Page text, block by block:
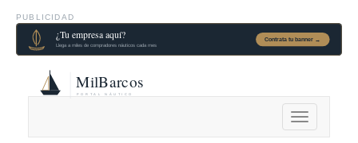
PUBLICIDAD
Alternar
navegación